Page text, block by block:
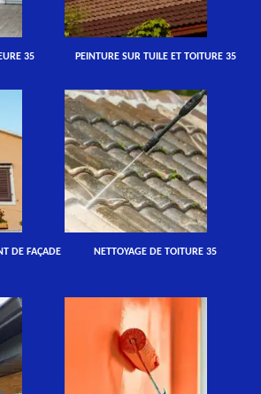
35 PEINTURE SUR TUILE ET TOITURE 35
DE FAÇADE
NETTOYAGE DE TOITURE 35